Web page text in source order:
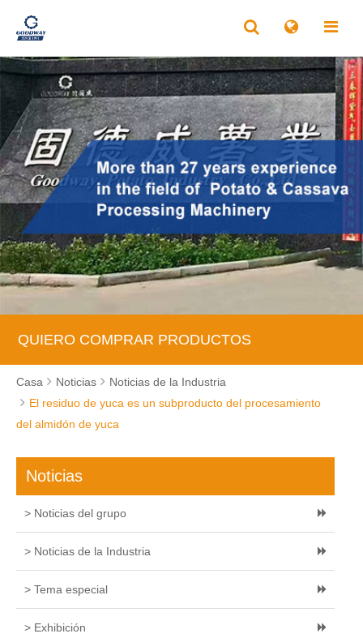
QUIERO COMPRAR PRODUCTOS
Casa Noticias
Noticias de la Industria
El residuo de yuca es un subproducto del procesamiento
del almidón de yuca
Noticias
> Noticias del grupo
> Noticias de la Industria
> Tema especial
> Exhibición